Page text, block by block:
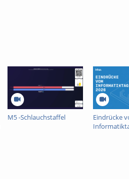
M5 -Schlauchstaffel
Eindrücke